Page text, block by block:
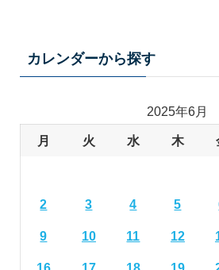
カレンダーから探す
2025年6月
月 火 水 木
2 3 4 5
9 10 11 12